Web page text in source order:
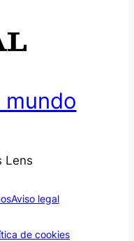
mundo
Lens
Aviso legal
de cookies